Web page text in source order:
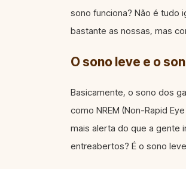
sono funciona? Não é tudo
bastante as nossas, mas
O sono leve e o
Basicamente, o sono dos
como NREM (Non-Rapid
mais alerta do que a gente
entreabertos? É o sono